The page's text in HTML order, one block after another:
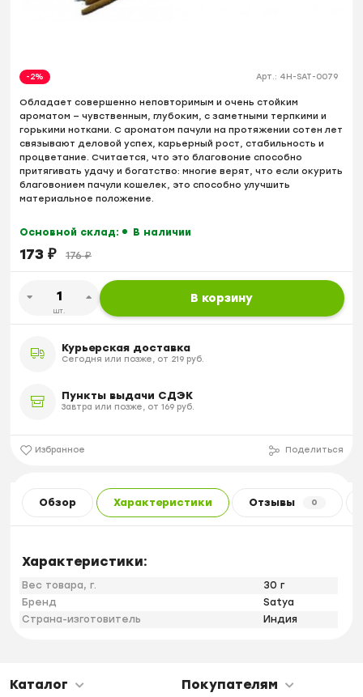
-2% Арт.: 4H-SAT-0079
Обладает совершенно неповторимым и очень стойким
ароматом — чувственным, глубоким, с заметными терпкими и
горькими нотками. С ароматом пачули на протяжении сотен лет
связывают деловой успех, карьерный рост, стабильность и
процветание. Считается, что это благовоние способно
притягивать удачу и богатство: многие верят, что если окурить
благовонием пачули кошелек, это способно улучшить
материальное положение.
Основной склад: В наличии
173 ₽ 176₽
шт.
В корзину
Курьерская доставка
Сегодня или позже, от 219 руб.
Пункты выдачи СДЭК
Завтра или позже, от 169 руб.
Избранное Поделиться
Обзор Характеристики Отзывы 0
Характеристики:
Вес товара, г.
30 г
Бренд
Satya
Страна-изготовитель
Индия
Каталог Покупателям